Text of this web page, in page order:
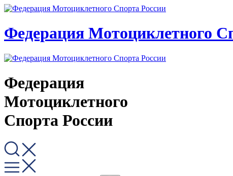
Федерация Мотоциклетного
Федерация
Мотоциклетного
Спорта России